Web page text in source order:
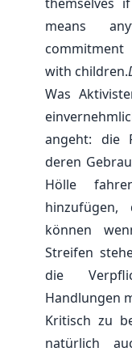
means
with children.
Was
angeht: die
deren
Hölle
können
Streifen
die
Handlungen
Kritisch zu
natürlich